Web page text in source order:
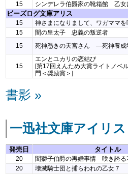
15
シンデレラ伯爵家の靴箱館 乙女
ビーズログ文庫アリス
15
神さまになりまして、ワガママ
15
闇の皇太子 忠義の叛逆者
15
死神憑きの天宮さん ―死神養
15
エンとユカリの恋結び
[第17回えんため大賞ライトノベ
門＜奨励賞＞]
書影 »
一迅社文庫アイリス
発売日 タイトル
20
闇獅子伯爵の再婚事情 咲き誇る
20
壊滅騎士団と捕らわれの乙女７